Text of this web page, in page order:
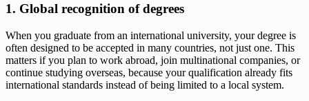
1. Global recognition of degrees
When you graduate from an international university, your degree is
often designed to be accepted in many countries, not just one. This
matters if you plan to work abroad, join multinational companies, or
continue studying overseas, because your qualification already fits
international standards instead of being limited to a local system.